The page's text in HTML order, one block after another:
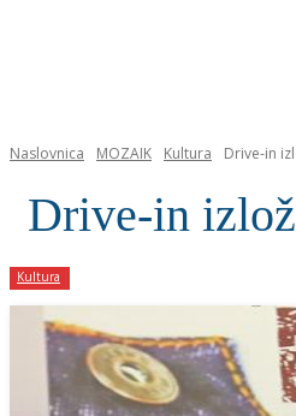
Naslovnica MOZAIK Kultura Drive-in
Drive-in
Kultura